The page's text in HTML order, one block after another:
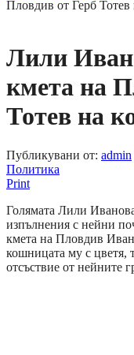
Пловдив от Герб Тотев
Лили
кмета на
Тотев на
Публикувани от: admin
Политика
Print
Голямата Лили
изпълнения с нейни
кмета на Пловдив Иван
кошницата му с цветя,
отсъствие от нейните